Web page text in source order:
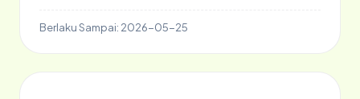
Berlaku Sampai: 2026-05-25